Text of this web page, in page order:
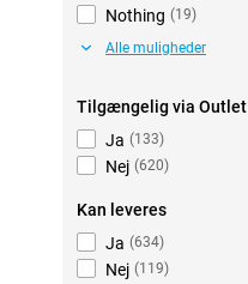
Nothing (19)
Alle muligheder
Tilgængelig via Outlet
Ja (133)
Nej (620)
Kan leveres
Ja (634)
Nej (119)